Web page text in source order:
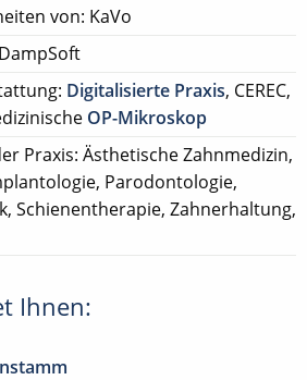
von: KaVo
Digitalisierte Praxis, CEREC,
OP-Mikroskop
Praxis: Ästhetische Zahnmedizin,
Parodontologie,
Schienentherapie, Zahnerhaltung,
Ihnen: